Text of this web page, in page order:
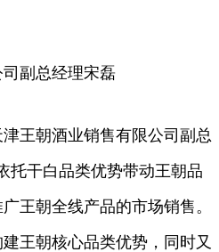
副总经理宋磊
王朝酒业销售有限公司副总
托干白品类优势带动王朝品
王朝全线产品的市场销售。
王朝核心品类优势，同时又